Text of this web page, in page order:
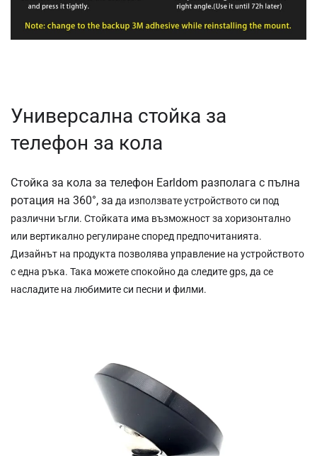
Универсална стойка за
телефон за кола
Стойка за кола за телефон Earldom разполага с пълна
ротация на 360°, за да използвате устройството си под
различни ъгли. Стойката има възможност за хоризонтално
или вертикално регулиране според предпочитанията.
Дизайнът на продукта позволява управление на устройството
с една ръка. Така можете спокойно да следите gps, да се
насладите на любимите си песни и филми.